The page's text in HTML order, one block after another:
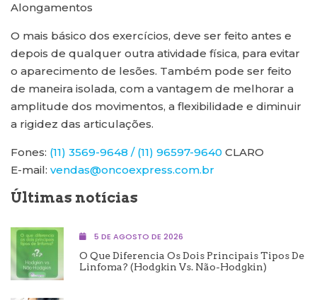
Alongamentos
O mais básico dos exercícios, deve ser feito antes e
depois de qualquer outra atividade física, para evitar
o aparecimento de lesões. Também pode ser feito
de maneira isolada, com a vantagem de melhorar a
amplitude dos movimentos, a flexibilidade e diminuir
a rigidez das articulações.
Fones: (11) 3569-9648 / (11) 96597-9640 CLARO
E-mail: vendas@oncoexpress.com.br
Últimas notícias
5 DE AGOSTO DE 2026
O Que Diferencia Os Dois Principais Tipos De
Linfoma? (Hodgkin Vs. Não-Hodgkin)